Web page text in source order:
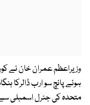
ہوئے پانچ سو ارب ڈالرکا
متحدہ کی جنرل اسمبلی